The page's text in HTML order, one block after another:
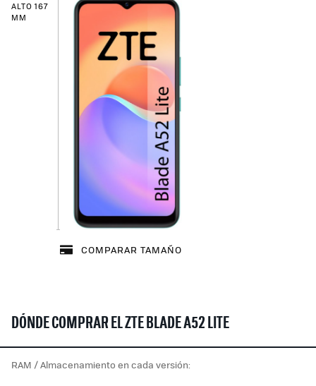
ALTO 167
MM
COMPARAR TAMAÑO
DÓNDE COMPRAR EL ZTE BLADE A52 LITE
RAM / Almacenamiento en cada versión: